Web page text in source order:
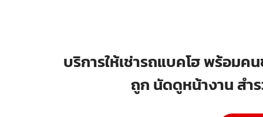
บริการให้เช่ารถแบคโฮ พร้อมค
ถูก นัดดูหน้างาน สำ